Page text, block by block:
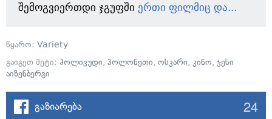
შემოგვიერთდი ჯგუფში ერთი ფილმიც და...
წყარო: Variety
გაიგეთ მეტი: ჰოლივუდი, პოლონეთი, ოსკარი, კინო, ჯესი
აიზენბერგი
გაზიარება 24